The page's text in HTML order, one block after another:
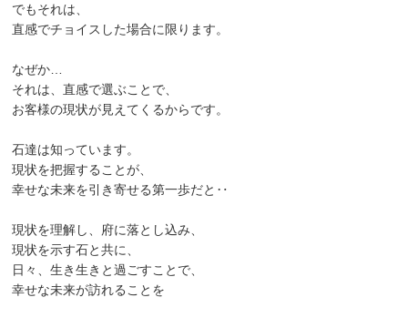
でもそれは、
直感でチョイスした場合に限ります。
なぜか…
それは、直感で選ぶことで、
お客様の現状が見えてくるからです。
石達は知っています。
現状を把握することが、
幸せな未来を引き寄せる第一歩だと‥
現状を理解し、府に落とし込み、
現状を示す石と共に、
日々、生き生きと過ごすことで、
幸せな未来が訪れることを